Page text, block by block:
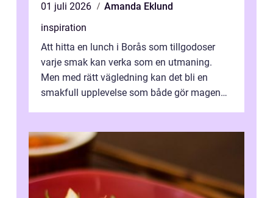
01 juli 2026
Amanda Eklund
inspiration
Att hitta en lunch i Borås som tillgodoser
varje smak kan verka som en utmaning.
Men med rätt vägledning kan det bli en
smakfull upplevelse som både gör magen